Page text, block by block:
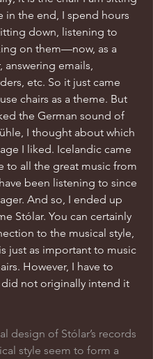
in the end, I spend hours
down, listening to
on them—now, as a
answering emails,
etc. So it just came
chairs as a theme. But
the German sound of
I thought about which
I liked. Icelandic came
to all the great music from
been listening to since
And so, I ended up
Stólar. You can certainly
to the musical style,
just as important to music
However, I have to
did not originally intend it
design of Stólar’s records
style seem to form a